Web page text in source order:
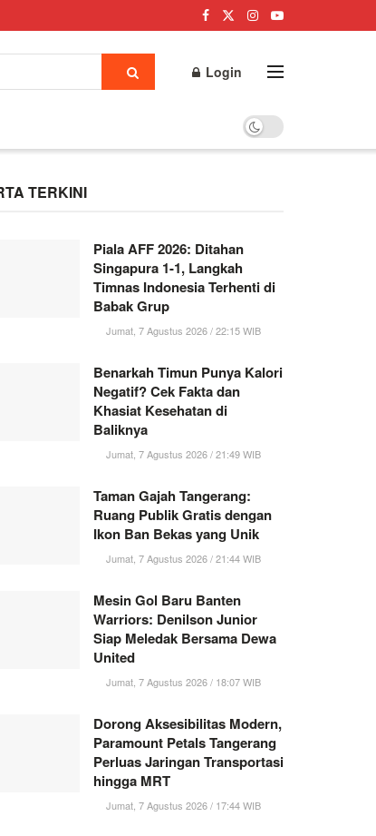
Login
TERKINI
Piala AFF 2026: Ditahan
Singapura 1-1, Langkah
Timnas Indonesia Terhenti di
Babak Grup
Jumat, 7 Agustus 2026 / 22:15 WIB
Benarkah Timun Punya Kalori
Negatif? Cek Fakta dan
Khasiat Kesehatan di
Baliknya
Jumat, 7 Agustus 2026 / 21:49 WIB
Taman Gajah Tangerang:
Ruang Publik Gratis dengan
Ikon Ban Bekas yang Unik
Jumat, 7 Agustus 2026 / 21:44 WIB
Mesin Gol Baru Banten
Warriors: Denilson Junior
Siap Meledak Bersama Dewa
United
Jumat, 7 Agustus 2026 / 18:07 WIB
Dorong Aksesibilitas Modern,
Paramount Petals Tangerang
Perluas Jaringan Transportasi
hingga MRT
Jumat, 7 Agustus 2026 / 17:44 WIB